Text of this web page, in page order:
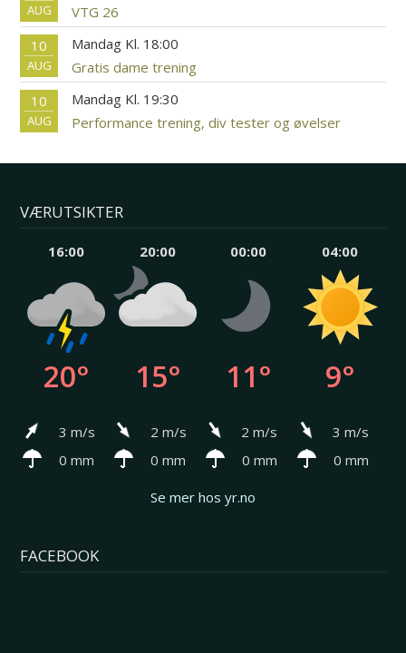
AUG
VTG 26
10
AUG
Mandag Kl. 18:00
Gratis dame trening
10
AUG
Mandag Kl. 19:30
Performance trening, div tester og øvelser
VÆRUTSIKTER
16:00
20°
3 m/s
0 mm
20:00
15°
2 m/s
0 mm
00:00
11°
2 m/s
0 mm
04:00
9°
3 m/s
0 mm
Se mer hos yr.no
FACEBOOK